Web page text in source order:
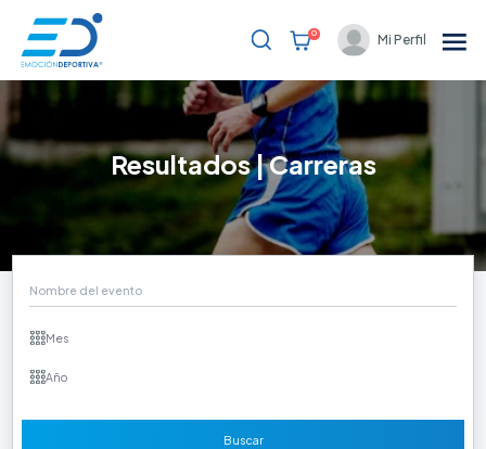
0 Mi Perfil
Bienvenido
Eventos
Soporte al cliente
Partners
Registrarme
Resultados | Carreras
Buscar